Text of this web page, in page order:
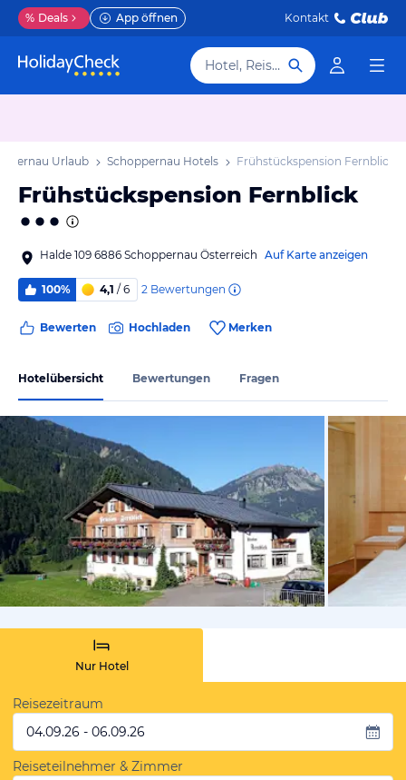
% Deals App öffnen Kontakt
Hotel, Reiseziel
Urlaub Schoppernau Hotels Frühstückspension Fernblick
Frühstückspension Fernblick
Halde 109 6886 Schoppernau Österreich Auf Karte anzeigen
100% 4,1 / 6 2 Bewertungen
Bewerten Hochladen Merken
Hotelübersicht Bewertungen Fragen
von
Nur Hotel
Reisezeitraum
04.09.26 - 06.09.26
Reiseteilnehmer & Zimmer